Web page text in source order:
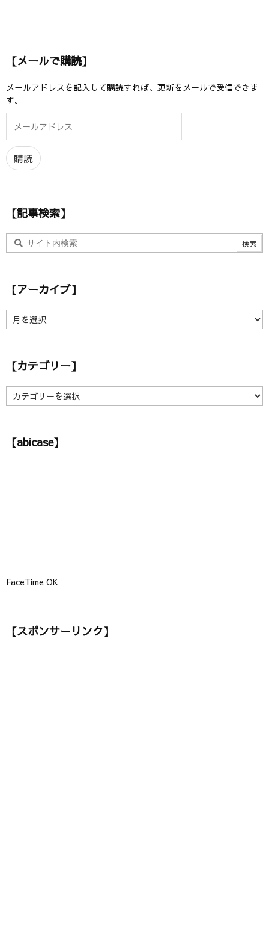
【メールで購読】
メールアドレスを記入して購読すれば、更新をメールで受信できま
す。
ル
ア
ド
購読
【記事検索】
【アーカイブ】
ア
イ【カテゴリー】
【
カ
リ【abicase】
FaceTime OK
【スポンサーリンク】